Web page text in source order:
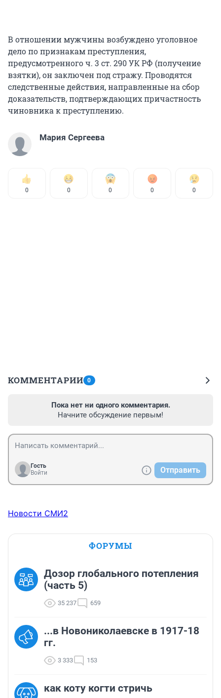
В отношении мужчины возбуждено уголовное
дело по признакам преступления,
предусмотренного ч. 3 ст. 290 УК РФ (получение
взятки), он заключен под стражу. Проводятся
следственные действия, направленные на сбор
доказательств, подтверждающих причастность
чиновника к преступлению.
Мария Сергеева
0 0 0 0 0
КОММЕНТАРИИ 0
Пока нет ни одного комментария.
Начните обсуждение первым!
Гость
Войти
Отправить
Новости СМИ2
ФОРУМЫ
Дозор глобального потепления
(часть 5)
35 237 659
...в Новониколаевске в 1917-18
гг.
3 333 153
как коту когти стричь